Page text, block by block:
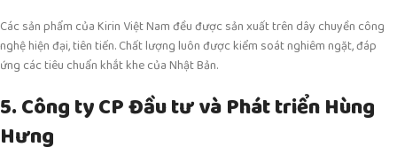
Các sản phẩm của Kirin Việt Nam đều được sản xuất trên dây chuyền công
nghệ hiện đại, tiên tiến. Chất lượng luôn được kiểm soát nghiêm ngặt, đáp
ứng các tiêu chuẩn khắt khe của Nhật Bản.
5. Công ty CP Đầu tư và Phát triển Hùng
Hưng